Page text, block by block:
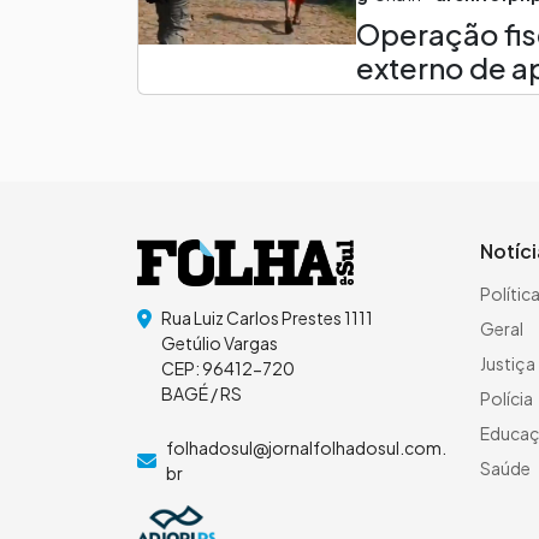
Operação
externo de
Rua Luiz Carlos Prestes 1111
Getúlio Vargas
CEP: 96412-720
BAGÉ / RS
folhadosul@jornalfolhadosul.com.
br
Política
Geral
Justiça
Polícia
Saúde